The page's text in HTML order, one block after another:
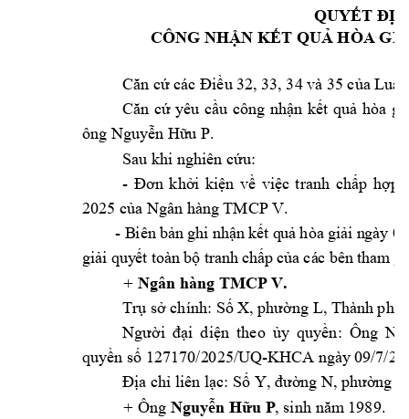
QUYẾT
CÔNG NHẬN KẾT QUẢ HÒA
Căn cứ các Điều 32, 33, 34 và 35 của Luật
Căn cứ yêu cầu công nhận kết quả hòa g
ông Nguyễn Hữu P.
Sau khi nghiên cứu:
- Đơn khởi kiện về việc tranh chấp hợp
2025 của Ngân hàng TMCP V.
- Biên bản ghi nhận kết quả hòa giải ngày 09
giải quyết toàn bộ tranh chấp của các bên tham
+ Ngân hàng TMCP V.
Trụ sở chính: Số X, phường L, Thành phố
Người đại diện theo ủy quyền: Ông
quyền số 127170/2025/UQ-KHCA ngày 09/7/
Địa chỉ liên lạc: Số Y, đường N, phường
+ Ông Nguyễn Hữu P, sinh năm 1989.